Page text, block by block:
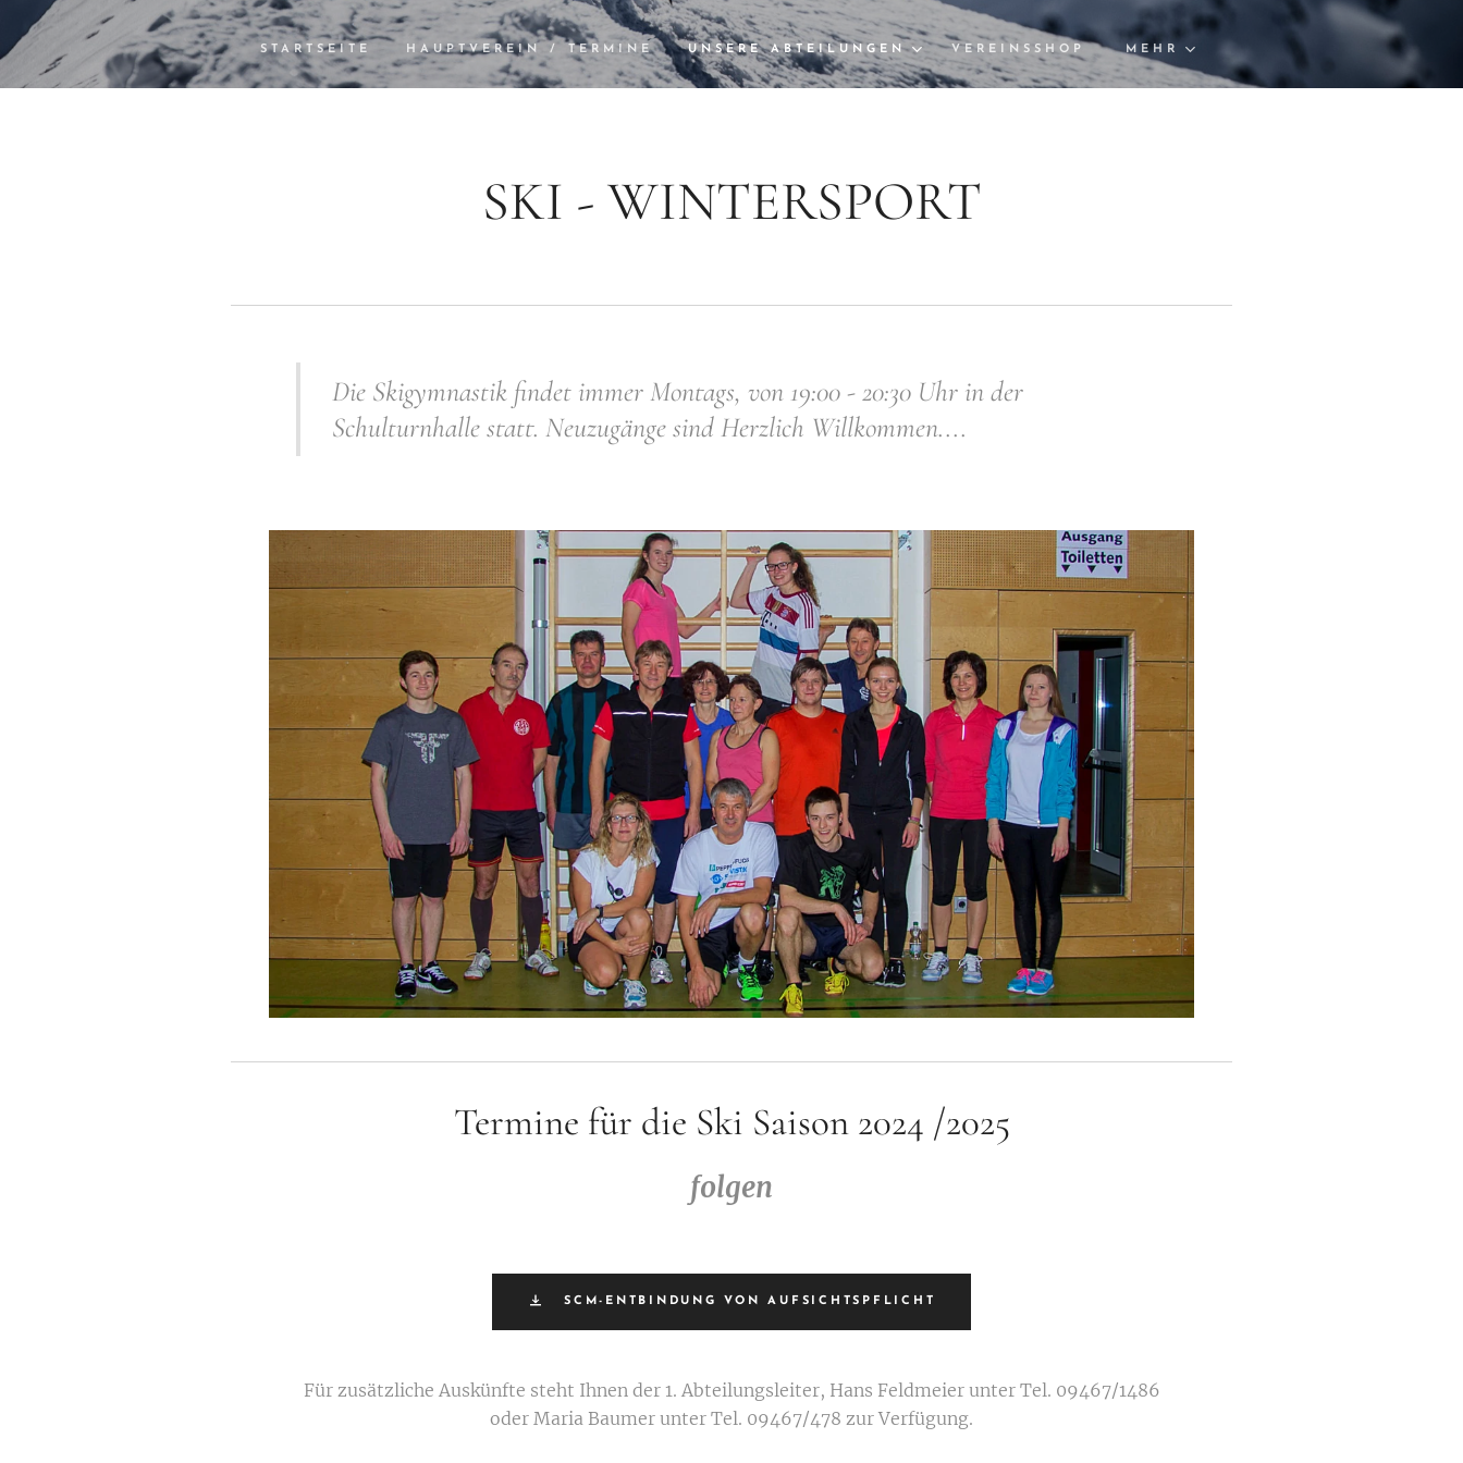
STARTSEITE HAUPTVEREIN / TERMINE UNSERE ABTEILUNGEN VEREINSSHOP MEHR
SKI - WINTERSPORT
Die Skigymnastik findet immer Montags, von 19:00 - 20:30 Uhr in der
Schulturnhalle statt. Neuzugänge sind Herzlich Willkommen....
Termine für die Ski Saison 2024 /2025
folgen
SCM-ENTBINDUNG VON AUFSICHTSPFLICHT
Für zusätzliche Auskünfte steht Ihnen der 1. Abteilungsleiter, Hans Feldmeier unter Tel. 09467/1486
oder Maria Baumer unter Tel. 09467/478 zur Verfügung.